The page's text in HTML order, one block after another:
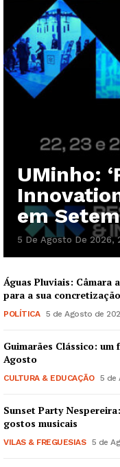
Artigos
UMinho:
em
5 De Agosto De 2026,
Águas Pluviais: Câmara
para a sua concretização
POLÍTICA 5 de Agosto de
Guimarães Clássico:
Agosto
CULTURA & EDUCAÇÃO 5 de
Sunset Party
gostos musicais
VILAS & FREGUESIAS 5 de